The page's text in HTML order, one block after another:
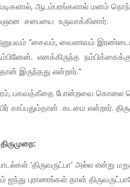
ஆடம்பரங்களால் மனம்
சபையை உருவாக்கினார்.
எனக்கிருந்த
இருந்தது என்றார்.”
காப்பதும்தான் கடமை என்றார்.
ஐந்து புராணங்கள் தான்